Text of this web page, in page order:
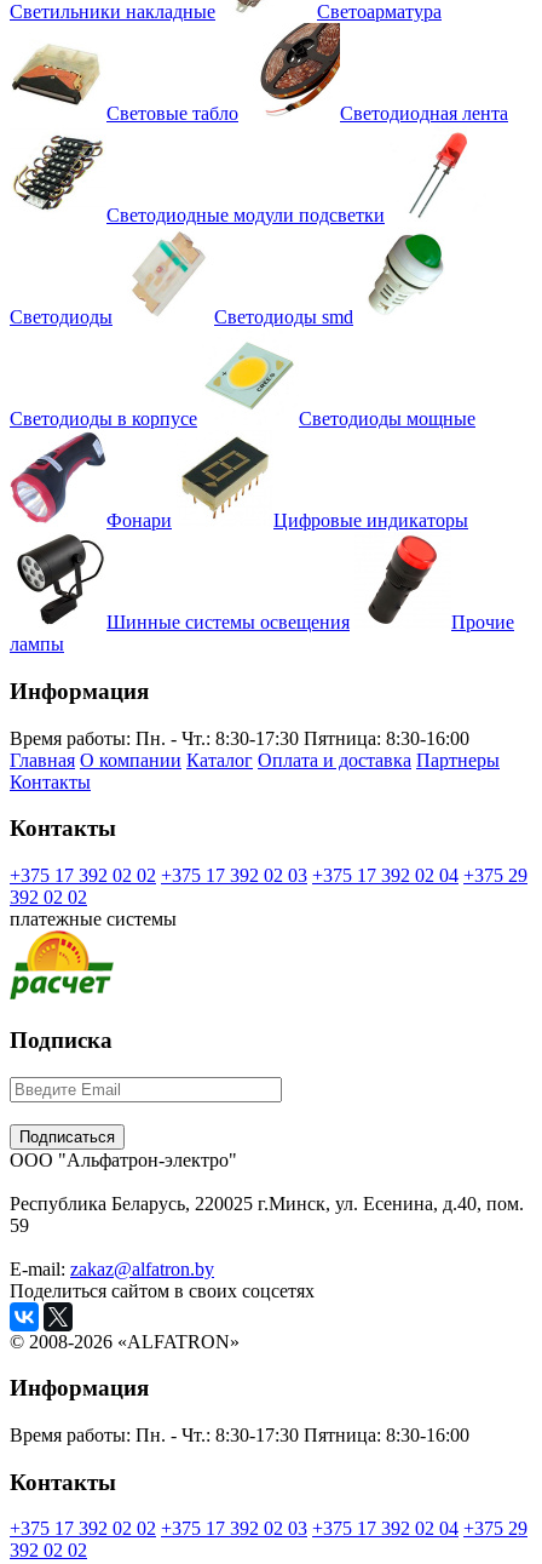
Светильники накладные Светоарматура
Световые табло Светодиодная лента
Светодиодные модули подсветки
Светодиоды Светодиоды smd
Светодиоды в корпусе Светодиоды мощные
Фонари Цифровые индикаторы
Шинные системы освещения
Прочие
лампы
Информация
Время работы: Пн. - Чт.: 8:30-17:30 Пятница: 8:30-16:00
Главная О компании Каталог Оплата и доставка Партнеры
Контакты
Контакты
+375 17 392 02 02 +375 17 392 02 03 +375 17 392 02 04 +375 29
392 02 02
платежные системы
Подписка
ООО "Альфатрон-электро"
Республика Беларусь, 220025 г.Минск, ул. Есенина, д.40, пом.
59
E-mail: zakaz@alfatron.by
Поделиться сайтом в своих соцсетях
© 2008-2026 «ALFATRON»
Информация
Время работы: Пн. - Чт.: 8:30-17:30 Пятница: 8:30-16:00
Контакты
+375 17 392 02 02 +375 17 392 02 03 +375 17 392 02 04 +375 29
392 02 02